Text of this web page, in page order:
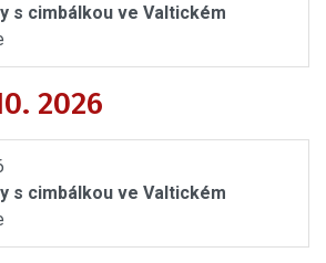
s cimbálkou ve Valtickém
2026
s cimbálkou ve Valtickém